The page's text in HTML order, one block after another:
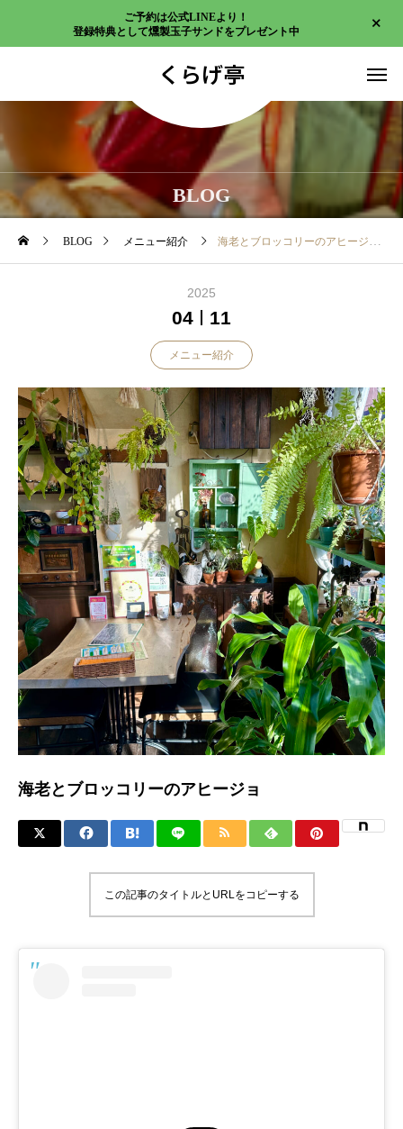
ご予約は公式LINEより！
登録特典として燻製玉子サンドをプレゼント中
くらげ亭
BLOG
BLOG メニュー紹介 海老とブロッコリーのアヒージョ
2025
04 11
メニュー紹介
海老とブロッコリーのアヒージョ
この記事のタイトルとURLをコピーする